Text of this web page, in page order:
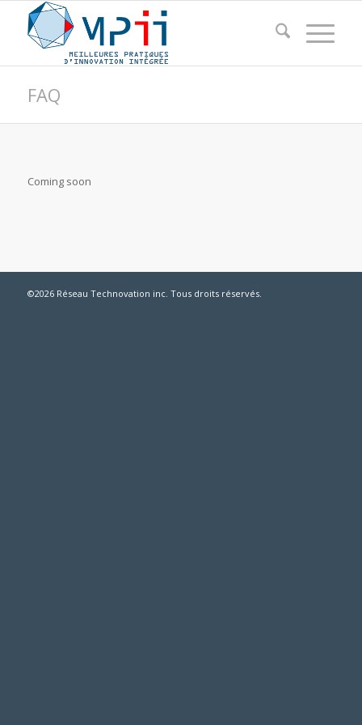
FAQ
Coming soon
©2026 Réseau Technovation inc. Tous droits réservés.